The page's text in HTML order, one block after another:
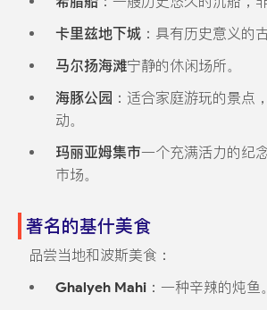
卡里兹地下城：具有历史意义的
马尔扬海滩宁静的休闲场所。
海豚公园 ：适合家庭游玩的景点
动。
玛丽亚姆集市一个充满活力的纪
市场。
著名的基什美食
品尝当地和波斯美食：
Ghalyeh Mahi：一种辛辣的炖鱼。